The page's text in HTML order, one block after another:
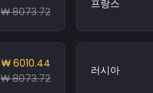
₩ 8073.72
프랑스
₩ 6010.44
₩ 8073.72
러시아